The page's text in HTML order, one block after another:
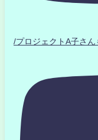
/プロジェクトA子さ